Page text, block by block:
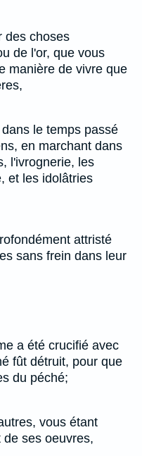
des choses
de l'or, que vous
manière de vivre que
le temps passé
en marchant dans
l'ivrognerie, les
et les idolâtries
attristé
sans frein dans leur
a été crucifié avec
fût détruit, pour que
du péché;
vous étant
ses oeuvres,